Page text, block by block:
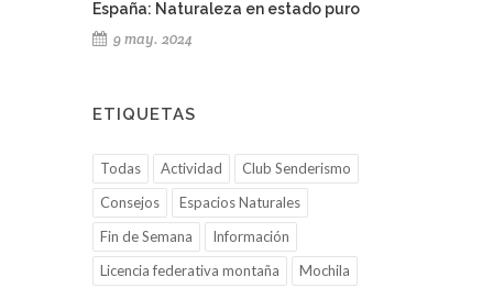
9 may. 2024
Consejos
Espacios Naturales
Fin de Semana
Información
Licencia federativa montaña
Pueblos y lugares con encanto
Puente